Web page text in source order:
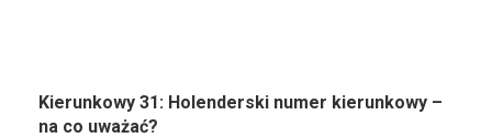
Kierunkowy 31: Holenderski numer kierunkowy –
na co uważać?